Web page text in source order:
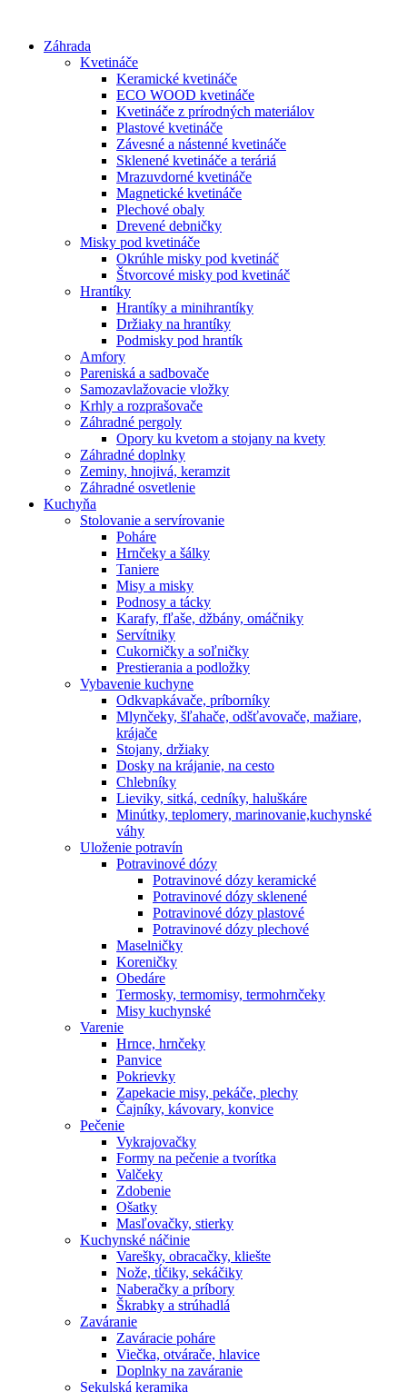
obsah
Záhrada
Kvetináče
Keramické kvetináče
ECO WOOD kvetináče
Kvetináče z prírodných materiálov
Plastové kvetináče
Závesné a nástenné kvetináče
Sklenené kvetináče a teráriá
Mrazuvdorné kvetináče
Magnetické kvetináče
Plechové obaly
Drevené debničky
Misky pod kvetináče
Okrúhle misky pod kvetináč
Štvorcové misky pod kvetináč
Hrantíky
Hrantíky a minihrantíky
Držiaky na hrantíky
Podmisky pod hrantík
Amfory
Pareniská a sadbovače
Samozavlažovacie vložky
Krhly a rozprašovače
Záhradné pergoly
Opory ku kvetom a stojany na kvety
Záhradné doplnky
Zeminy, hnojivá, keramzit
Záhradné osvetlenie
Kuchyňa
Stolovanie a servírovanie
Poháre
Hrnčeky a šálky
Taniere
Misy a misky
Podnosy a tácky
Karafy, fľaše, džbány, omáčniky
Servítniky
Cukorničky a soľničky
Prestierania a podložky
Vybavenie kuchyne
Odkvapkávače, príborníky
Mlynčeky, šľahače, odšťavovače, mažiare,
krájače
Stojany, držiaky
Dosky na krájanie, na cesto
Chlebníky
Lieviky, sitká, cedníky, haluškáre
Minútky, teplomery, marinovanie,kuchynské
váhy
Uloženie potravín
Potravinové dózy
Potravinové dózy keramické
Potravinové dózy sklenené
Potravinové dózy plastové
Potravinové dózy plechové
Maselničky
Koreničky
Obedáre
Termosky, termomisy, termohrnčeky
Misy kuchynské
Varenie
Hrnce, hrnčeky
Panvice
Pokrievky
Zapekacie misy, pekáče, plechy
Čajníky, kávovary, konvice
Pečenie
Vykrajovačky
Formy na pečenie a tvorítka
Valčeky
Zdobenie
Ošatky
Masľovačky, stierky
Kuchynské náčinie
Varešky, obracačky, kliešte
Nože, tĺčiky, sekáčiky
Naberačky a príbory
Škrabky a strúhadlá
Zaváranie
Zaváracie poháre
Viečka, otvárače, hlavice
Doplnky na zaváranie
Sekulská keramika